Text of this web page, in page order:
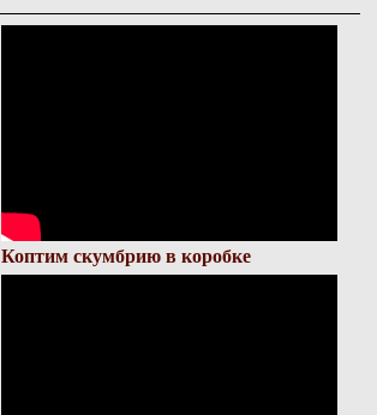
Коптим скумбрию в коробке